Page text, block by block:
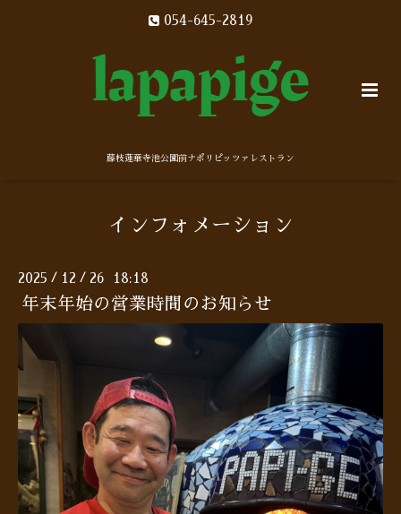
054-645-2819
藤枝蓮華寺池公園前ナポリピッツァレストラン
インフォメーション
2025 / 12 / 26 18:18
年末年始の営業時間のお知らせ